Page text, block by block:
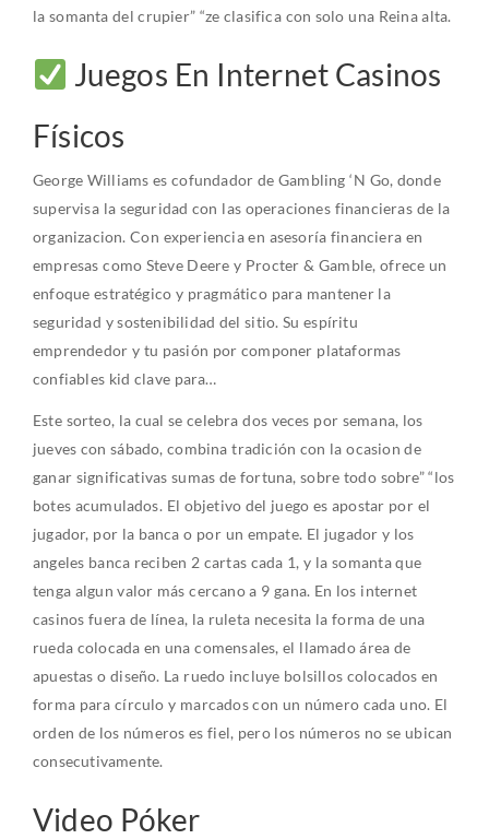
la somanta del crupier” “ze clasifica con solo una Reina alta.
Juegos En Internet Casinos
Físicos
George Williams es cofundador de Gambling ‘N Go, donde
supervisa la seguridad con las operaciones financieras de la
organizacion. Con experiencia en asesoría financiera en
empresas como Steve Deere y Procter & Gamble, ofrece un
enfoque estratégico y pragmático para mantener la
seguridad y sostenibilidad del sitio. Su espíritu
emprendedor y tu pasión por componer plataformas
confiables kid clave para…
Este sorteo, la cual se celebra dos veces por semana, los
jueves con sábado, combina tradición con la ocasion de
ganar significativas sumas de fortuna, sobre todo sobre” “los
botes acumulados. El objetivo del juego es apostar por el
jugador, por la banca o por un empate. El jugador y los
angeles banca reciben 2 cartas cada 1, y la somanta que
tenga algun valor más cercano a 9 gana. En los internet
casinos fuera de línea, la ruleta necesita la forma de una
rueda colocada en una comensales, el llamado área de
apuestas o diseño. La ruedo incluye bolsillos colocados en
forma para círculo y marcados con un número cada uno. El
orden de los números es fiel, pero los números no se ubican
consecutivamente.
Video Póker